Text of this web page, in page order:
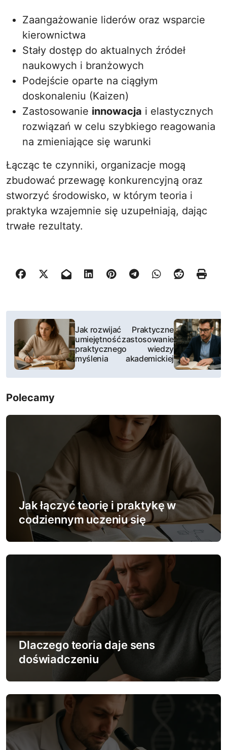
Zaangażowanie liderów oraz wsparcie
kierownictwa
Stały dostęp do aktualnych źródeł
naukowych i branżowych
Podejście oparte na ciągłym
doskonaleniu (Kaizen)
Zastosowanie innowacja i elastycznych
rozwiązań w celu szybkiego reagowania
na zmieniające się warunki
Łącząc te czynniki, organizacje mogą
zbudować przewagę konkurencyjną oraz
stworzyć środowisko, w którym teoria i
praktyka wzajemnie się uzupełniają, dając
trwałe rezultaty.
N
w
i
g
a
i
Jak rozwijać
umiejętność
praktycznego
myślenia
Praktyczne
zastosowanie
wiedzy
akademickiej
Polecamy
Jak łączyć teorię i praktykę w
codziennym uczeniu się
Dlaczego teoria daje sens
doświadczeniu